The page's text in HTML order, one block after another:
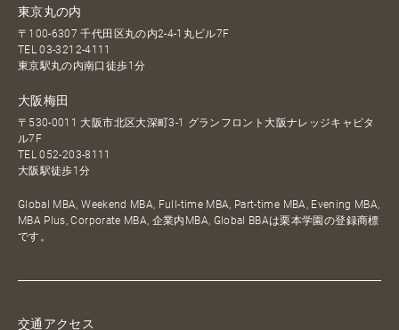
東京丸の内
〒100-6307 千代田区丸の内2-4-1丸ビル7F
TEL03-3212-4111
東京駅丸の内南口徒歩1分
大阪梅田
〒530-0011 大阪市北区大深町3-1 グランフロント大阪ナレッジキャピタ
ル7F
TEL052-203-8111
大阪駅徒歩1分
Global MBA, Weekend MBA, Full-time MBA, Part-time MBA, Evening MBA,
MBA Plus, Corporate MBA, 企業内MBA, Global BBAは栗本学園の登録商標
です。
交通アクセス